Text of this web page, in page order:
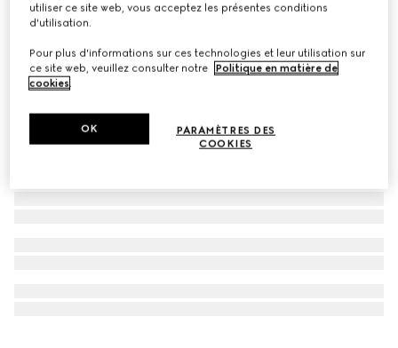
utiliser ce site web, vous acceptez les présentes conditions
d'utilisation.
Pour plus d'informations sur ces technologies et leur utilisation sur
ce site web, veuillez consulter notre
Politique en matière de
cookies.
PARAMÈTRES DES
COOKIES
OK